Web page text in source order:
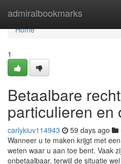
admiralbookmarks
Home
Home
1
Betaalbare
particulieren en
carlykiuv114943 59 days ago
Wanneer u te maken krijgt met
weten waar u aan toe bent. Vaak
onbetaalbaar, terwijl de situatie